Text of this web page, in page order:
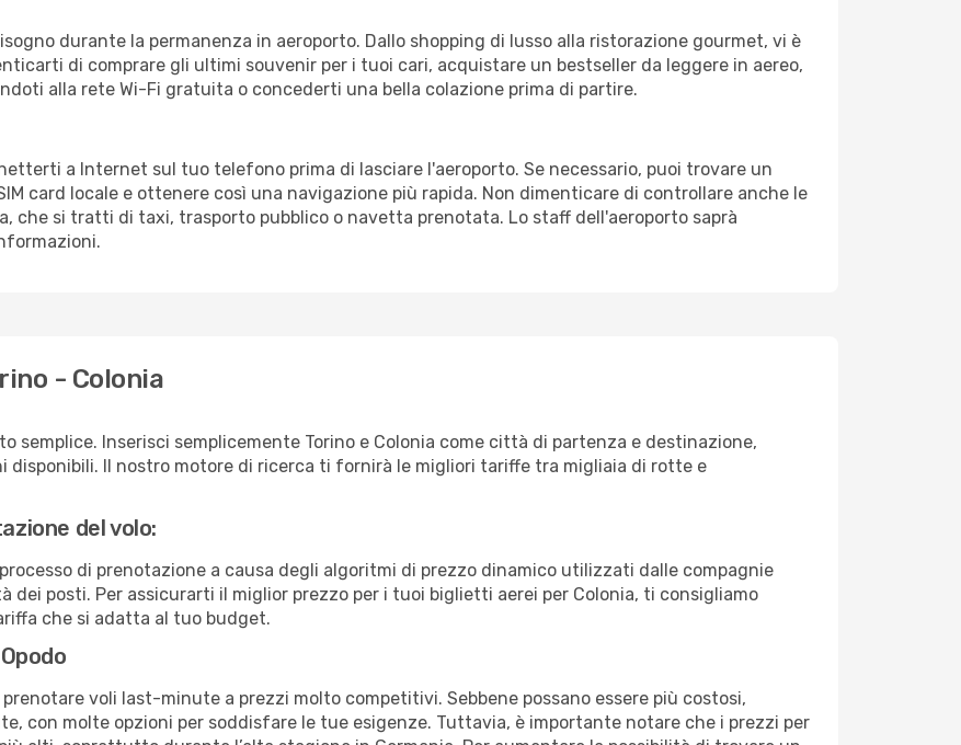
durante la permanenza in aeroporto. Dallo shopping di lusso alla ristorazione gourmet, vi è
di comprare gli ultimi souvenir per i tuoi cari, acquistare un bestseller da leggere in aereo,
alla rete Wi-Fi gratuita o concederti una bella colazione prima di partire.
a Internet sul tuo telefono prima di lasciare l'aeroporto. Se necessario, puoi trovare un
card locale e ottenere così una navigazione più rapida. Non dimenticare di controllare anche le
che si tratti di taxi, trasporto pubblico o navetta prenotata. Lo staff dell'aeroporto saprà
- Colonia
semplice. Inserisci semplicemente Torino e Colonia come città di partenza e destinazione,
disponibili. Il nostro motore di ricerca ti fornirà le migliori tariffe tra migliaia di rotte e
del volo:
di prenotazione a causa degli algoritmi di prezzo dinamico utilizzati dalle compagnie
dei posti. Per assicurarti il miglior prezzo per i tuoi biglietti aerei per Colonia, ti consigliamo
che si adatta al tuo budget.
voli last-minute a prezzi molto competitivi. Sebbene possano essere più costosi,
con molte opzioni per soddisfare le tue esigenze. Tuttavia, è importante notare che i prezzi per